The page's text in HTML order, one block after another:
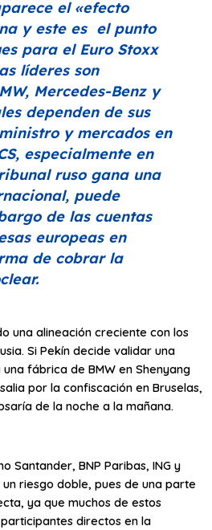
el «efecto
y este es el punto
para el Euro Stoxx
líderes son
Mercedes-Benz y
dependen de sus
y mercados en
especialmente en
ruso gana una
puede
de las cuentas
europeas en
de cobrar la
una alineación creciente con los
Si Pekín decide validar una
fábrica de BMW en Shenyang
por la confiscación en Bruselas,
de la noche a la mañana.
Santander, BNP Paribas, ING y
riesgo doble, pues de una parte
ya que muchos de estos
directos en la